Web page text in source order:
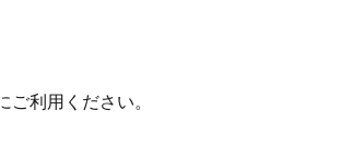
利用ください。